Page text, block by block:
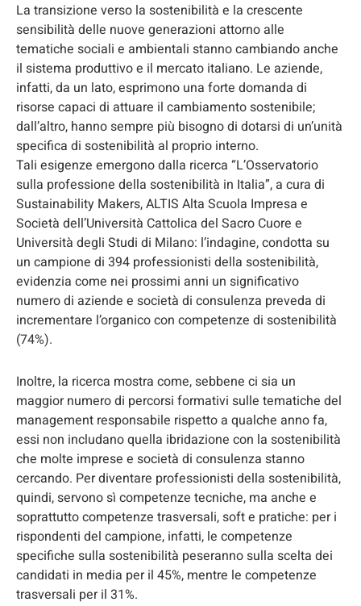
La transizione verso la sostenibilità e la crescente
sensibilità delle nuove generazioni attorno alle
tematiche sociali e ambientali stanno cambiando anche
il sistema produttivo e il mercato italiano. Le aziende,
infatti, da un lato, esprimono una forte domanda di
risorse capaci di attuare il cambiamento sostenibile;
dall’altro, hanno sempre più bisogno di dotarsi di un’unità
specifica di sostenibilità al proprio interno.
Tali esigenze emergono dalla ricerca “L’Osservatorio
sulla professione della sostenibilità in Italia”, a cura di
Sustainability Makers, ALTIS Alta Scuola Impresa e
Società dell’Università Cattolica del Sacro Cuore e
Università degli Studi di Milano: l’indagine, condotta su
un campione di 394 professionisti della sostenibilità,
evidenzia come nei prossimi anni un significativo
numero di aziende e società di consulenza preveda di
incrementare l’organico con competenze di sostenibilità
(74%).
Inoltre, la ricerca mostra come, sebbene ci sia un
maggior numero di percorsi formativi sulle tematiche del
management responsabile rispetto a qualche anno fa,
essi non includano quella ibridazione con la sostenibilità
che molte imprese e società di consulenza stanno
cercando. Per diventare professionisti della sostenibilità,
quindi, servono sì competenze tecniche, ma anche e
soprattutto competenze trasversali, soft e pratiche: per i
rispondenti del campione, infatti, le competenze
specifiche sulla sostenibilità peseranno sulla scelta dei
candidati in media per il 45%, mentre le competenze
trasversali per il 31%.